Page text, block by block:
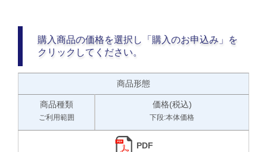
購入商品の価格を選択し「購入のお申込み」を
クリックしてください。
商品形態
商品種類
ご利用範囲
価格(税込)
下段:本体価格
PDF